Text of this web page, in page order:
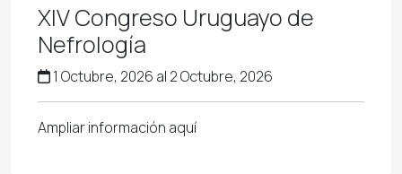
XIV Congreso Uruguayo de
Nefrología
1 Octubre, 2026 al 2 Octubre, 2026
Ampliar información aquí